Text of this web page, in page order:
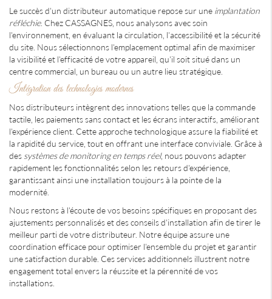
Le succès d'un distributeur automatique repose sur une implantation
réfléchie. Chez CASSAGNES, nous analysons avec soin
l'environnement, en évaluant la circulation, l'accessibilité et la sécurité
du site. Nous sélectionnons l'emplacement optimal afin de maximiser
la visibilité et l'efficacité de votre appareil, qu'il soit situé dans un
centre commercial, un bureau ou un autre lieu stratégique.
Intégration des technologies modernes
Nos distributeurs intègrent des innovations telles que la commande
tactile, les paiements sans contact et les écrans interactifs, améliorant
l'expérience client. Cette approche technologique assure la fiabilité et
la rapidité du service, tout en offrant une interface conviviale. Grâce à
des systèmes de monitoring en temps réel, nous pouvons adapter
rapidement les fonctionnalités selon les retours d'expérience,
garantissant ainsi une installation toujours à la pointe de la
modernité.
Nous restons à l'écoute de vos besoins spécifiques en proposant des
ajustements personnalisés et des conseils d'installation afin de tirer le
meilleur parti de votre distributeur. Notre équipe assure une
coordination efficace pour optimiser l'ensemble du projet et garantir
une satisfaction durable. Ces services additionnels illustrent notre
engagement total envers la réussite et la pérennité de vos
installations.